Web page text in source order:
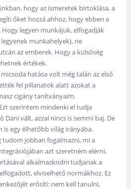
hogy az ismeretek birtoklása, a
őket hozzá ahhoz, hogy ebben a
legyen munkájuk, elfogadják
munkahelyek), ne
az emberek. Hogy a külsőség
értékek.
hatása volt még talán az első
fel pillanatok alatt azokat a
cigány tanítványaim.
szerintem mindenki el tudja
Dani vált, azzal nincs is semmi baj. De
is egy élhetőbb világ irányába.
tudom jobban fogalmazni, mi a
azt szeretném elérni,
alkalmazkodni tudjanak a
elviselhető normákhoz. Ez
erősíti: nem kell tanulni,